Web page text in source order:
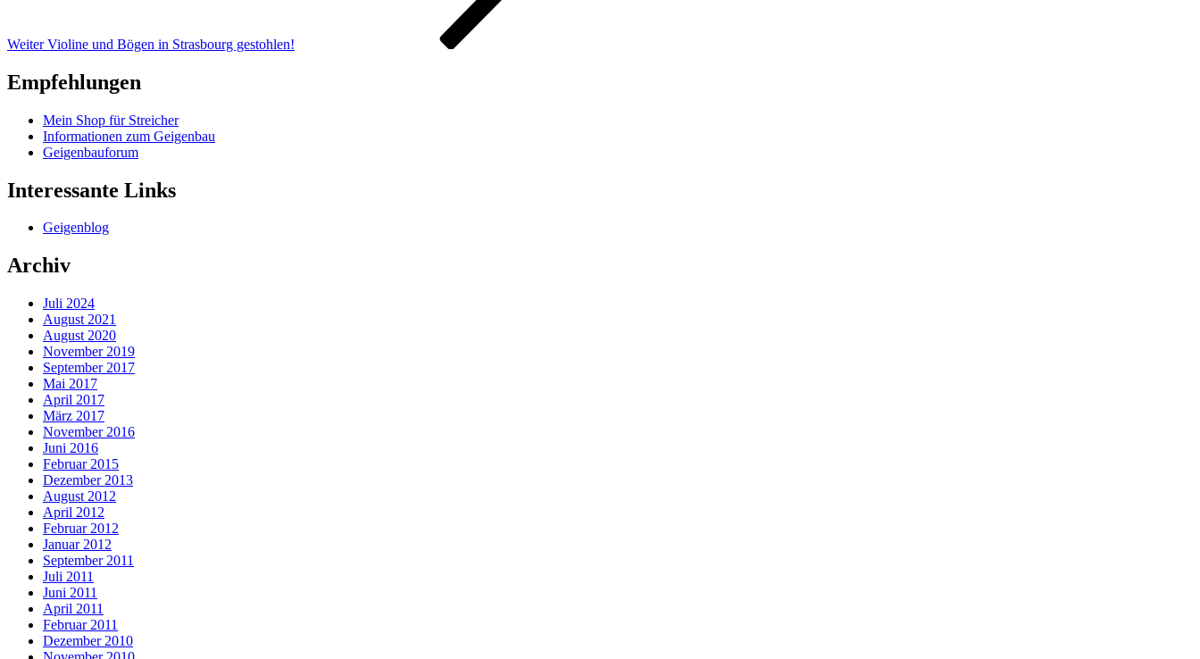
Weiter Violine und Bögen in Strasbourg gestohlen!
Empfehlungen
Mein Shop für Streicher
Informationen zum Geigenbau
Geigenbauforum
Interessante Links
Geigenblog
Archiv
Juli 2024
August 2021
August 2020
November 2019
September 2017
Mai 2017
April 2017
März 2017
November 2016
Juni 2016
Februar 2015
Dezember 2013
August 2012
April 2012
Februar 2012
Januar 2012
September 2011
Juli 2011
Juni 2011
April 2011
Februar 2011
Dezember 2010